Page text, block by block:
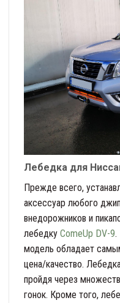
Лебедка для
Прежде всего,
аксессуар любого
внедорожников и
лебедку ComeUp DV-9.
модель обладает
цена/качество.
пройдя через
гонок. Кроме того,